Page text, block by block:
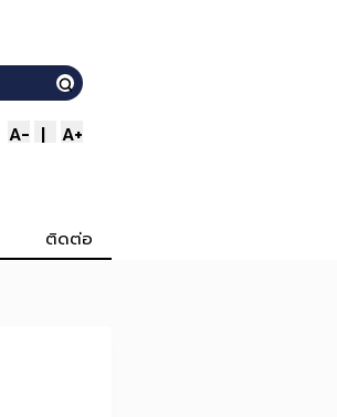
A- | A+
ติดต่อ